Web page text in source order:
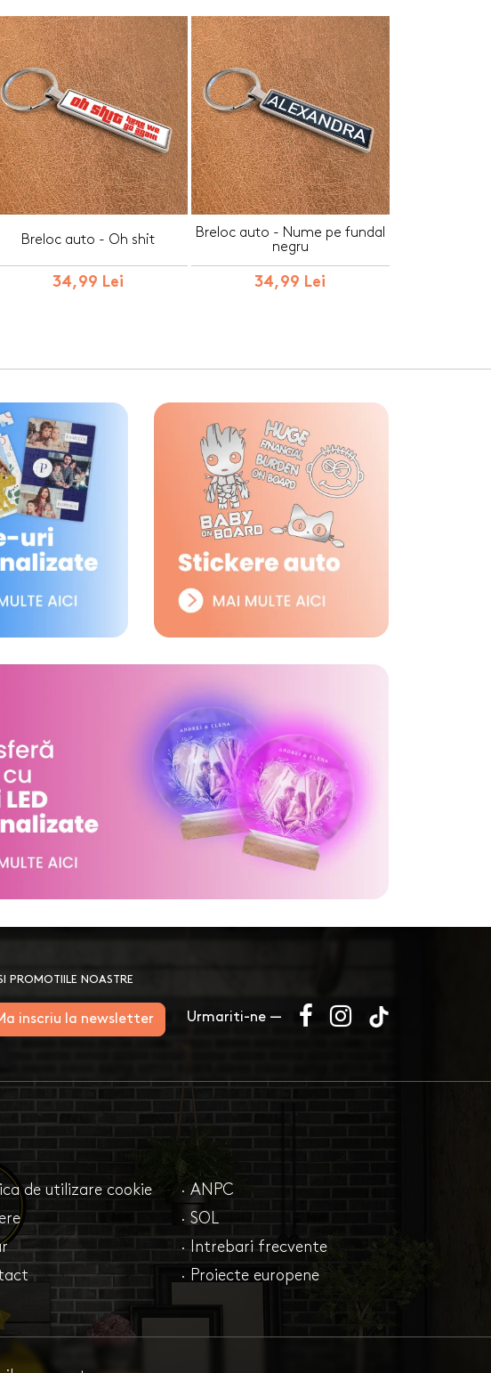
Breloc auto - Oh shit
34,99 Lei
Breloc auto - Nume pe fundal
negru
34,99 Lei
PROMOTIILE NOASTRE
inscriu la newsletter Urmariti-ne —
de utilizare cookie
· ANPC
· SOL
· Intrebari frecvente
· Proiecte europene